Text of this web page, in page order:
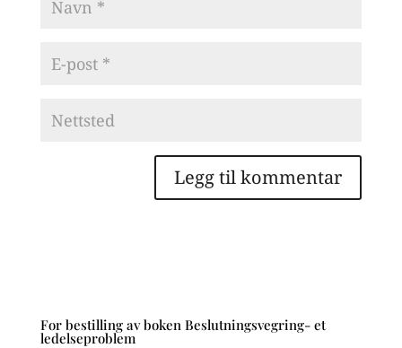
For bestilling av boken Beslutningsvegring- et
ledelseproblem